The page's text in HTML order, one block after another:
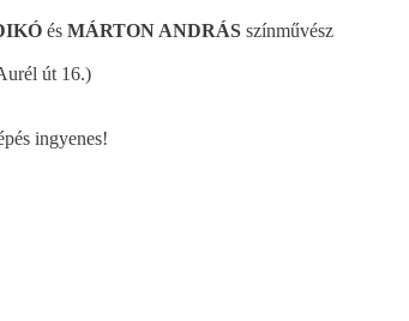
és MÁRTON ANDRÁS színművész
út 16.)
ingyenes!